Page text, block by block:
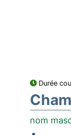
Durée
nom